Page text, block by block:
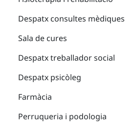
Despatx consultes mèdiques
Sala de cures
Despatx treballador social
Despatx psicòleg
Farmàcia
Perruqueria i podologia